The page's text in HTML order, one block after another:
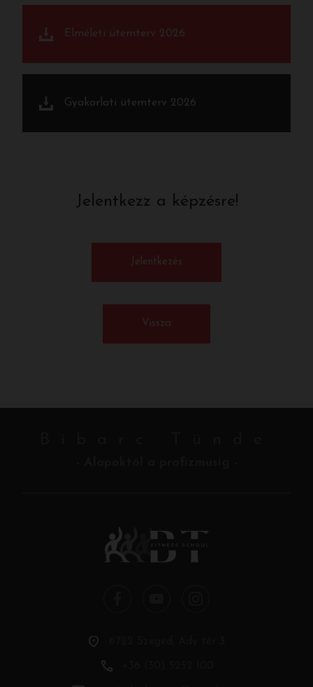
Elméleti ütemterv 2026
Gyakorlati ütemterv 2026
Jelentkezz a képzésre!
Jelentkezés
Vissza